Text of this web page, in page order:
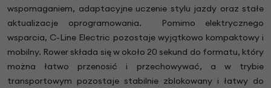
wspomaganiem, adaptacyjne uczenie stylu jazdy oraz stałe
aktualizacje oprogramowania.
Pomimo elektrycznego
wsparcia, C-Line Electric pozostaje wyjątkowo kompaktowy i
mobilny. Rower składa się w około 20 sekund do formatu, który
można łatwo przenosić i przechowywać, a w trybie
transportowym pozostaje stabilnie zblokowany i łatwy do